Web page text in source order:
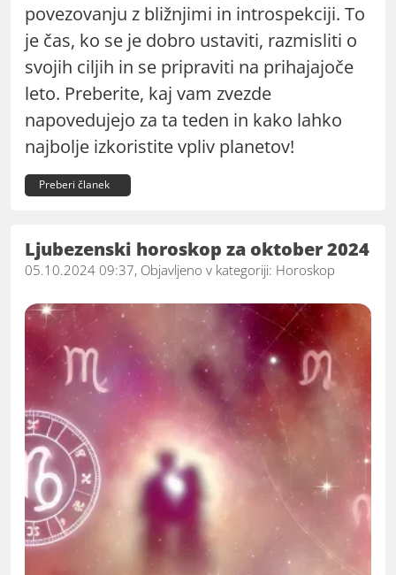
povezovanju z bližnjimi in introspekciji. To
je čas, ko se je dobro ustaviti, razmisliti o
svojih ciljih in se pripraviti na prihajajoče
leto. Preberite, kaj vam zvezde
napovedujejo za ta teden in kako lahko
najbolje izkoristite vpliv planetov!
Preberi članek
Ljubezenski horoskop za oktober 2024
05.10.2024 09:37, Objavljeno v kategoriji: Horoskop